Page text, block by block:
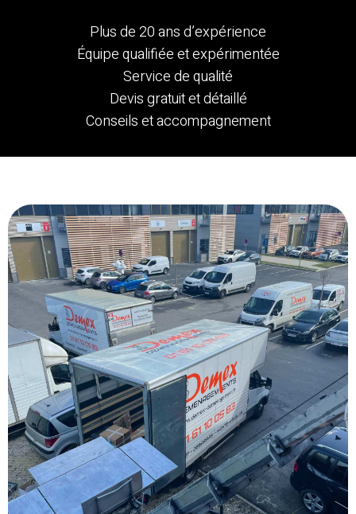
Plus de 20 ans d’expérience
Équipe qualifiée et expérimentée
Service de qualité
Devis gratuit et détaillé
Conseils et accompagnement